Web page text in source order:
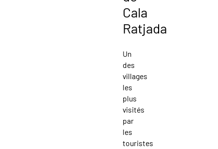
Cala
Ratjada
Un
des
villages
les
plus
visités
par
les
touristes